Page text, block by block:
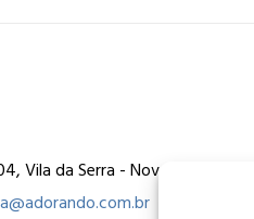
Vila da Serra - Nova Lima/